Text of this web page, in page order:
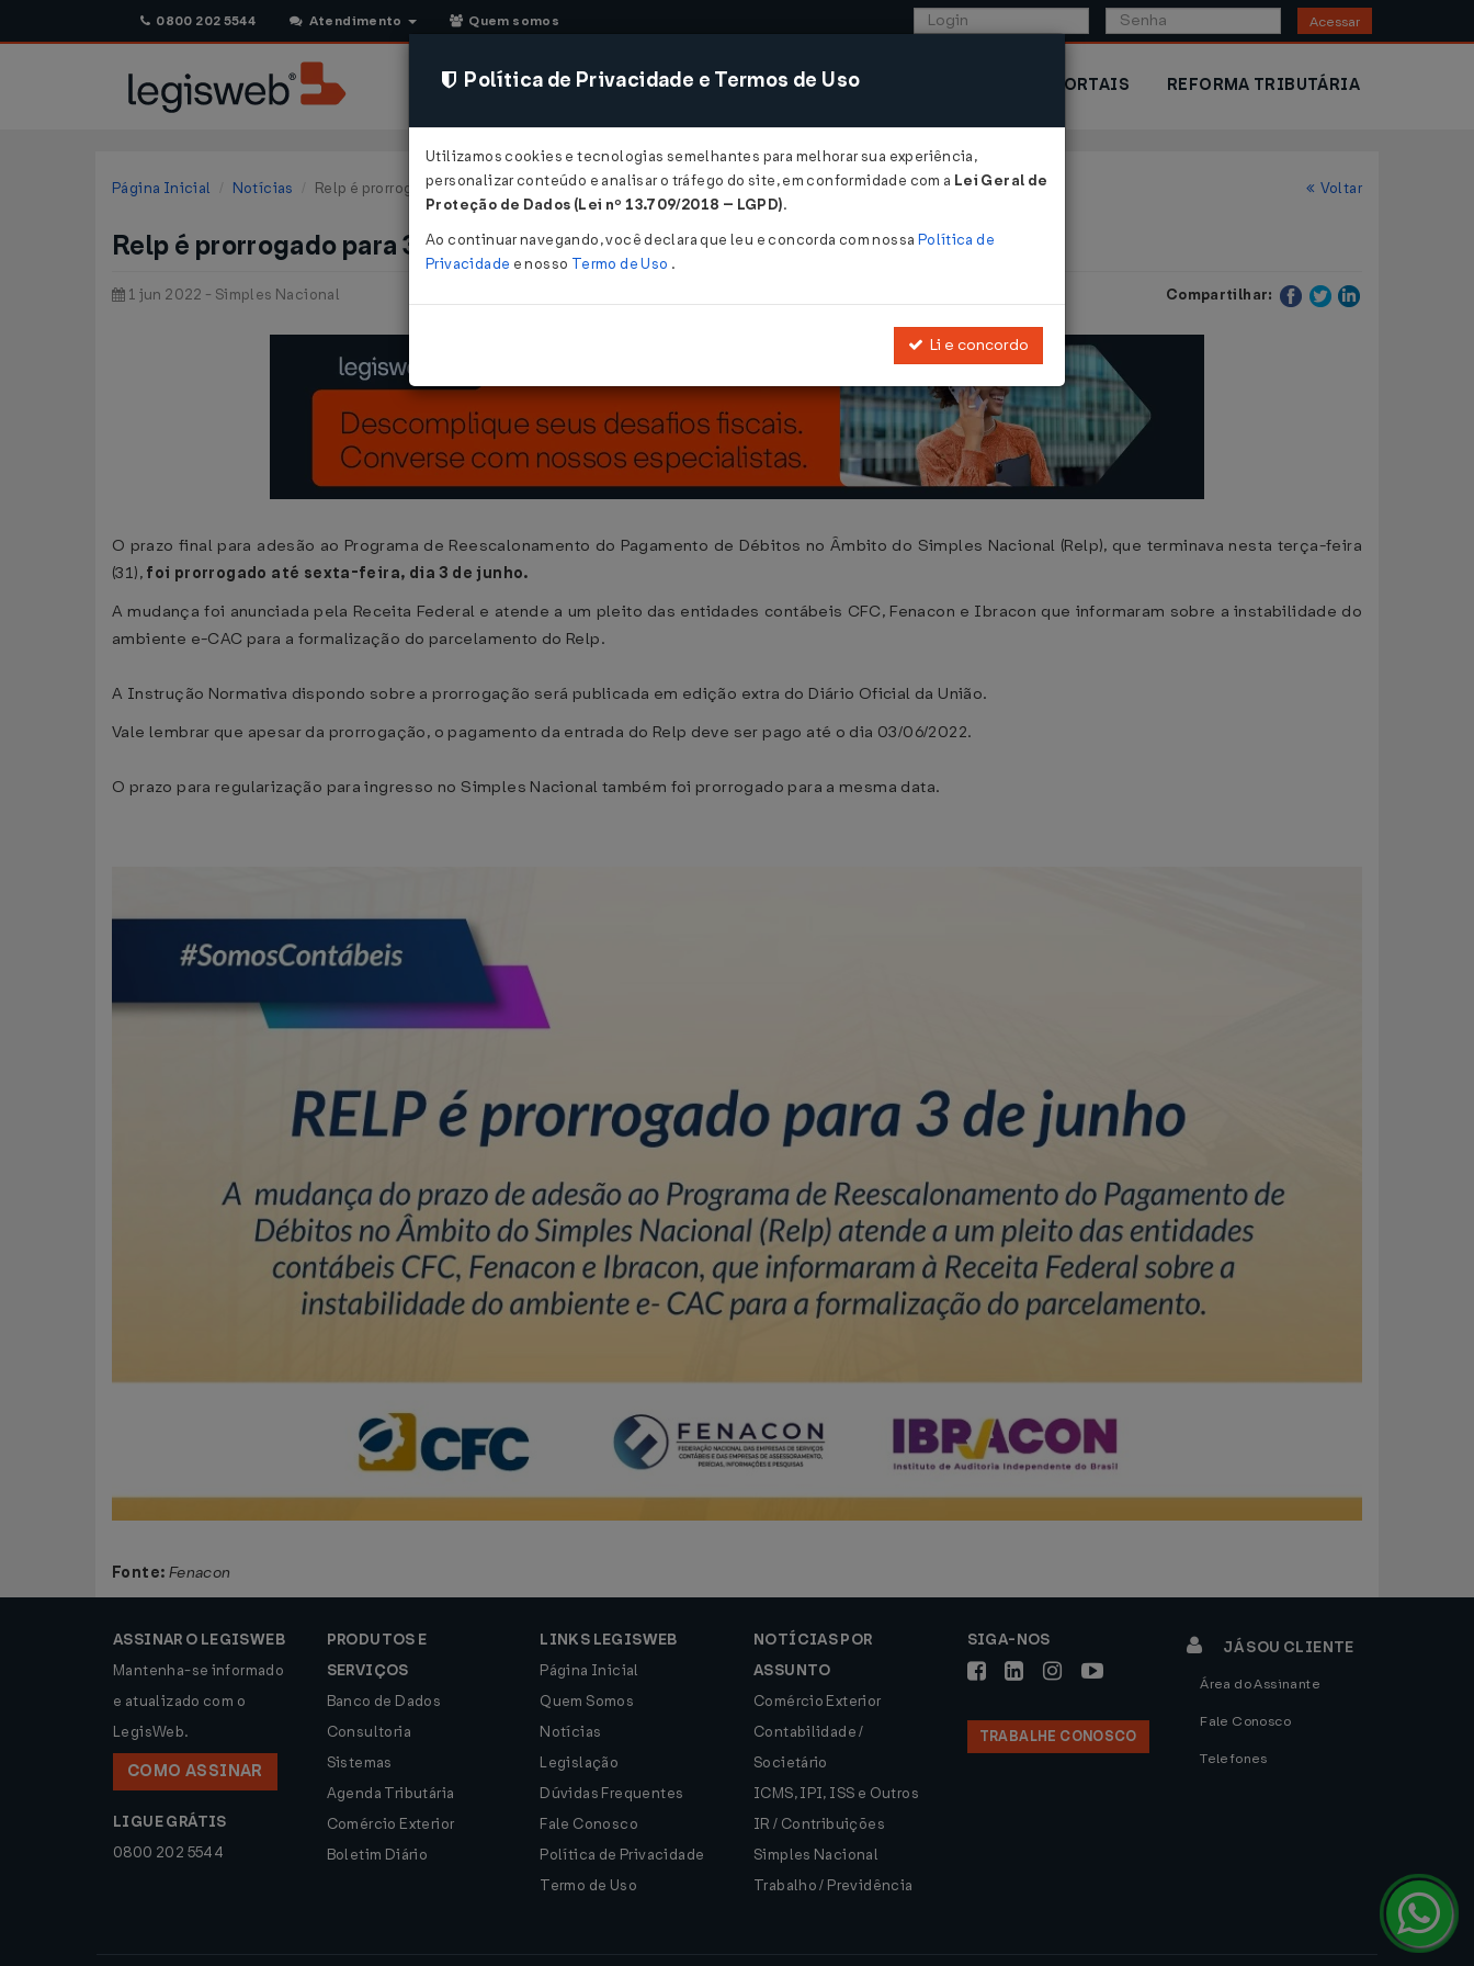
0800 202 5544 Atendimento Quem somos Acessar
CONSULTORIA SISTEMAS COMÉRCIO EXTERIOR PORTAIS REFORMA TRIBUTÁRIA
Página Inicial Notícias Relp é prorrogado para 3 de junho após pleito da FENACON, CFC e Ibracon... Voltar
Relp é prorrogado para 3 de junho após pleito da FENACON, CFC e Ibracon
1 jun 2022 - Simples Nacional Compartilhar:
O prazo final para adesão ao Programa de Reescalonamento do Pagamento de Débitos no Âmbito do Simples Nacional (Relp), que terminava nesta terça-feira
(31),foi prorrogado até sexta-feira, dia 3 de junho.
A mudança foi anunciada pela Receita Federal e atende a um pleito das entidades contábeis CFC, Fenacon e Ibracon que informaram sobre a instabilidade do
ambiente e-CAC para a formalização do parcelamento do Relp.
A Instrução Normativa dispondo sobre a prorrogação será publicada em edição extra do Diário Oficial da União.
Vale lembrar que apesar da prorrogação, o pagamento da entrada do Relp deve ser pago até o dia 03/06/2022.
O prazo para regularização para ingresso no Simples Nacional também foi prorrogado para a mesma data.
Fonte: Fenacon
ASSINAR O LEGISWEB
Mantenha-se informado
e atualizado com o
LegisWeb.
COMO ASSINAR
LIGUE GRÁTIS
0800 202 5544
PRODUTOS E
SERVIÇOS
Banco de Dados
Consultoria
Sistemas
Agenda Tributária
Comércio Exterior
Boletim Diário
LINKS LEGISWEB
Página Inicial
Quem Somos
Notícias
Legislação
Dúvidas Frequentes
Fale Conosco
Política de Privacidade
Termo de Uso
NOTÍCIAS POR
ASSUNTO
Comércio Exterior
Contabilidade /
Societário
ICMS, IPI, ISS e Outros
IR / Contribuições
Simples Nacional
Trabalho / Previdência
SIGA-NOS
TRABALHE CONOSCO
JÁ SOU CLIENTE
Área do Assinante
Fale Conosco
Telefones
Política de Privacidade e Termos de Uso
Utilizamos cookies e tecnologias semelhantes para melhorar sua experiência,
personalizar conteúdo e analisar o tráfego do site, em conformidade com a Lei Geral de
Proteção de Dados (Lei nº 13.709/2018 – LGPD).
Ao continuar navegando, você declara que leu e concorda com nossa Política de
Privacidade e nosso Termo de Uso .
Li e concordo